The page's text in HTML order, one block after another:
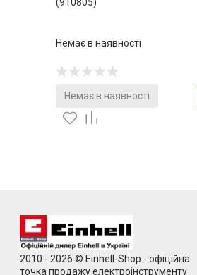
Немає в наявності
Немає в наявності
2010 - 2026 © Einhell-Shop - офіційна
точка продажу електроінструменту